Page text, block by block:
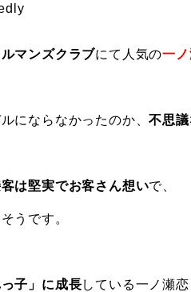
マンズクラブにて人気の一
にならなかったのか、不思
は堅実でお客さん想いで、
うです。
子」に成長している一ノ瀬